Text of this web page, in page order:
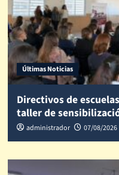
Últimas Noticias
Directivos de
taller de
administrador 07/08/2026